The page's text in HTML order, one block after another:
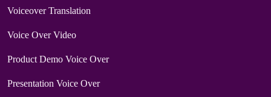
Voiceover Translation
Voice Over Video
Product Demo Voice Over
Presentation Voice Over